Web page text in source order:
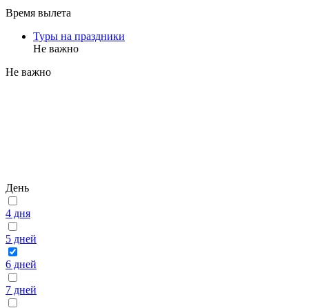
Время вылета
Туры на праздники
Не важно
Не важно
День
4 дня
5 дней
6 дней
7 дней